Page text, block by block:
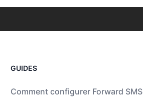
GUIDES
Comment configurer Forward SMS